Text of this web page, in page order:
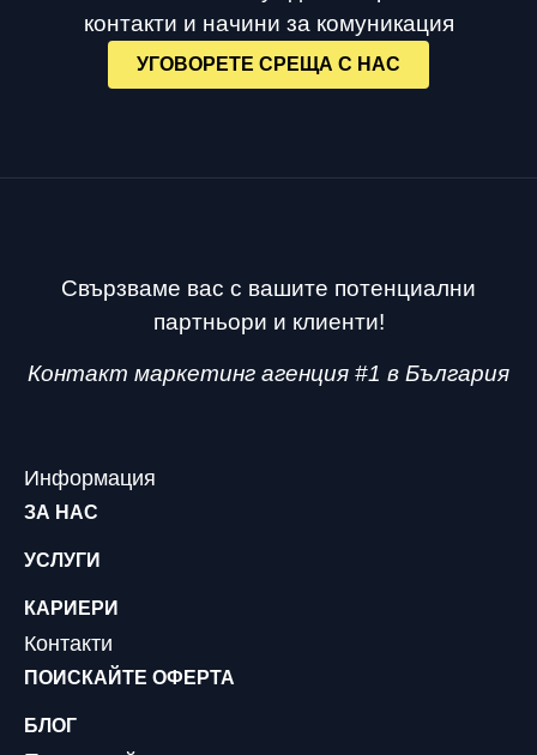
контакти и начини за комуникация
УГОВОРЕТЕ СРЕЩА С НАС
Свързваме вас с вашите потенциални
партньори и клиенти!
Контакт маркетинг агенция #1 в България
Информация
ЗА НАС
УСЛУГИ
КАРИЕРИ
Контакти
ПОИСКАЙТЕ ОФЕРТА
БЛОГ